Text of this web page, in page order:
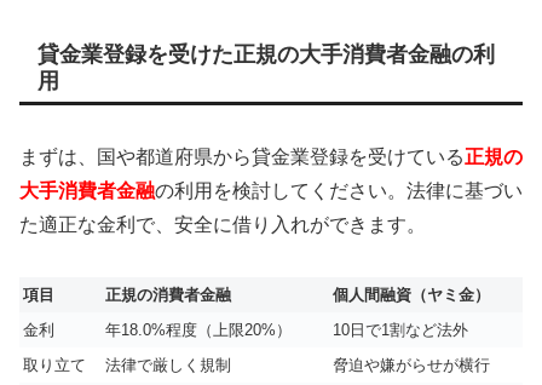
貸金業登録を受けた正規の大手消費者金融の利
用
まずは、国や都道府県から貸金業登録を受けている正規の
大手消費者金融の利用を検討してください。法律に基づい
た適正な金利で、安全に借り入れができます。
項目 正規の消費者金融
個人間融資（ヤミ金）
金利
年18.0%程度（上限20%）
10日で1割など法外
取り立て
法律で厳しく規制
脅迫や嫌がらせが横行